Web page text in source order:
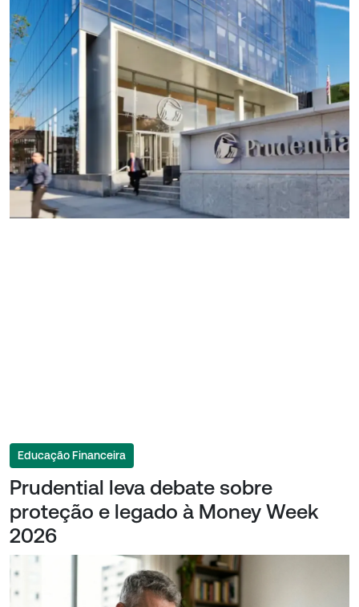
Educação Financeira
Prudential leva debate sobre
proteção e legado à Money Week
2026